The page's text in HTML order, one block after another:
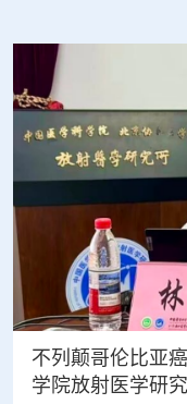
不列颠哥伦比亚
学院放射医学研